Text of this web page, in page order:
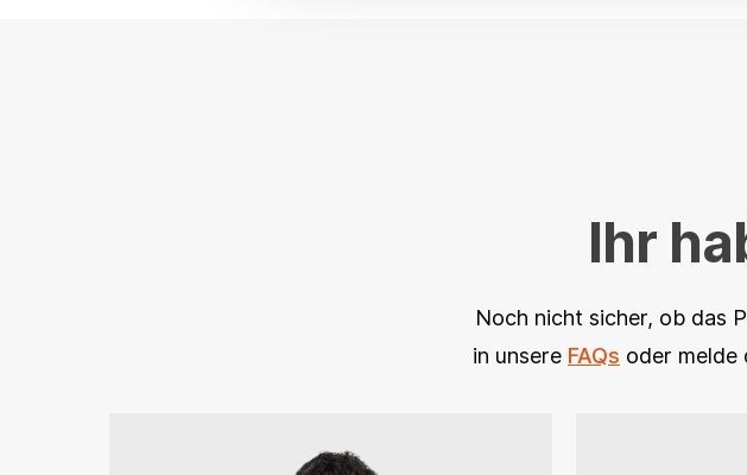
Ihr
Noch nicht sicher, ob das
in unsere FAQs oder melde